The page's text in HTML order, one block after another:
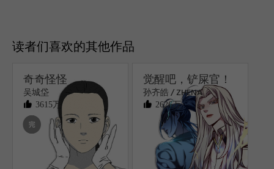
读者们喜欢的其他作品
奇奇怪怪
吴城垈
3615万
觉醒吧，铲屎官！
孙齐皓 / ZHENA
2626万